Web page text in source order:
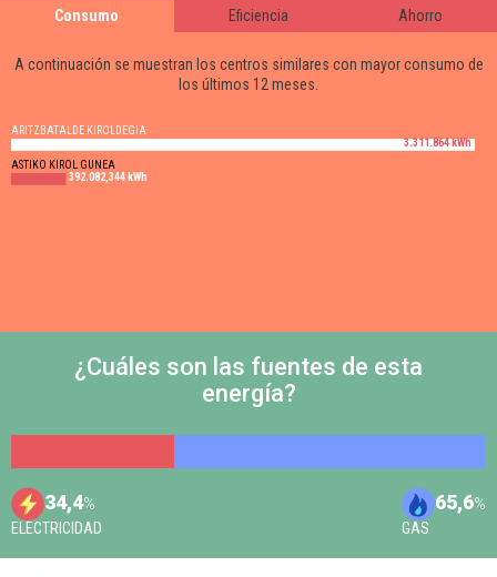
Consumo Eficiencia Ahorro
A continuación se muestran los centros similares con mayor consumo de
los últimos 12 meses.
3.311.864 kWh
392.082,344 kWh
ARITZBATALDE KIROLDEGIA
ASTIKO KIROL GUNEA
¿Cuáles son las fuentes de esta
energía?
34,4%
ELECTRICIDAD
65,6%
GAS